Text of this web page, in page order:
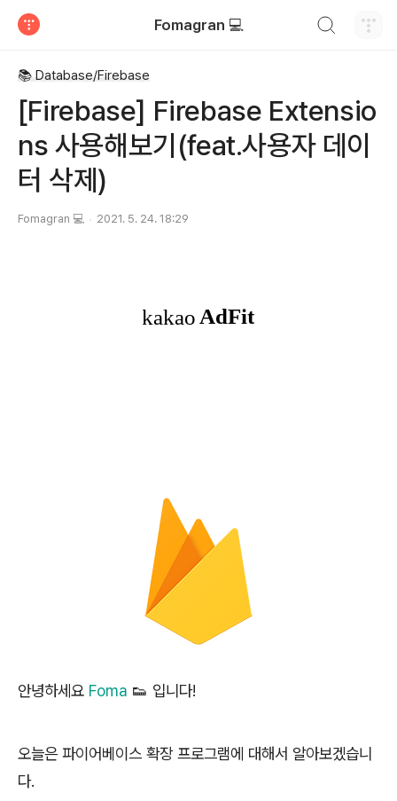
Fomagran 💻
📚 Database/Firebase
[Firebase] Firebase Extensio
ns 사용해보기(feat.사용자 데이
터 삭제)
Fomagran 💻 2021. 5. 24. 18:29
안녕하세요 Foma 👟 입니다!
오늘은 파이어베이스 확장 프로그램에 대해서 알아보겠습니
다.